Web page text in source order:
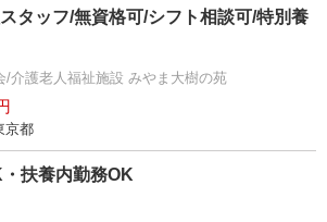
タッフ/無資格可/シフト相談可/特別養
/介護老人福祉施設 みやま大樹の苑
京都
扶養内勤務OK